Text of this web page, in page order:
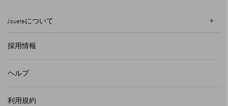
Joueteについて
採用情報
ヘルプ
利用規約